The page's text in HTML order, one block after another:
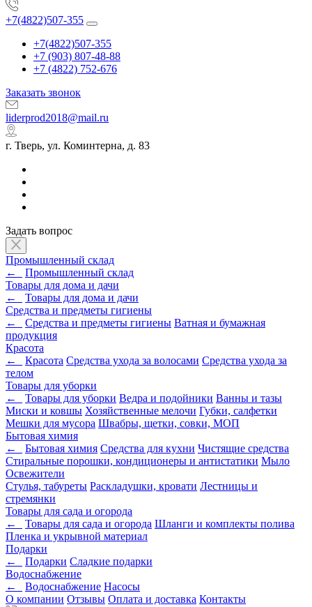
+7(4822)507-355
+7(4822)507-355
+7 (903) 807-48-88
+7 (4822) 752-676
Заказать звонок
liderprod2018@mail.ru
г. Тверь, ул. Коминтерна, д. 83
Задать вопрос
Промышленный склад
←
Промышленный склад
Товары для дома и дачи
←
Товары для дома и дачи
Средства и предметы гигиены
←
Средства и предметы гигиены Ватная и бумажная
продукция
Красота
←
Красота Средства ухода за волосами Средства ухода за
телом
Товары для уборки
←
Товары для уборки Ведра и подойники Ванны и тазы
Миски и ковшы Хозяйственные мелочи Губки, салфетки
Мешки для мусора Швабры, щетки, совки, МОП
Бытовая химия
←
Бытовая химия Средства для кухни Чистящие средства
Стиральные порошки, кондиционеры и антистатики Мыло
Освежители
Стулья, табуреты Раскладушки, кровати Лестницы и
стремянки
Товары для сада и огорода
←
Товары для сада и огорода Шланги и комплекты полива
Пленка и укрывной материал
Подарки
←
Подарки Cладкие подарки
Водоснабжение
←
Водоснабжение Насосы
О компании Отзывы Оплата и доставка Контакты